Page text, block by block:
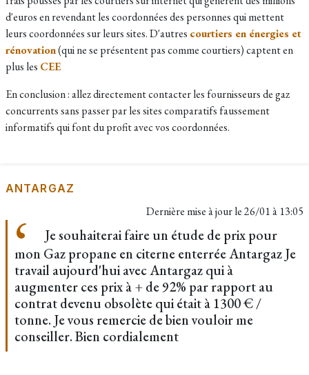
d'euros en revendant les coordonnées des personnes qui mettent
leurs coordonnées sur leurs sites. D'autres courtiers en énergies et
rénovation(qui ne se présentent pas comme courtiers) captent en
plus les CEE
En conclusion : allez directement contacter les fournisseurs de gaz
concurrents sans passer par les sites comparatifs faussement
informatifs qui font du profit avec vos coordonnées.
ANTARGAZ
Dernière mise à jour le26/01 à 13:05
Je souhaiterai faire un étude de prix pour
mon Gaz propane en citerne enterrée Antargaz Je
travail aujourd'hui avec Antargaz qui à
augmenter ces prix à + de 92% par rapport au
contrat devenu obsolète qui était à 1300 € /
tonne. Je vous remercie de bien vouloir me
conseiller. Bien cordialement